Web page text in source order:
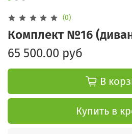
(0)
Комплект №16
65 500.00 руб
В
Купить в